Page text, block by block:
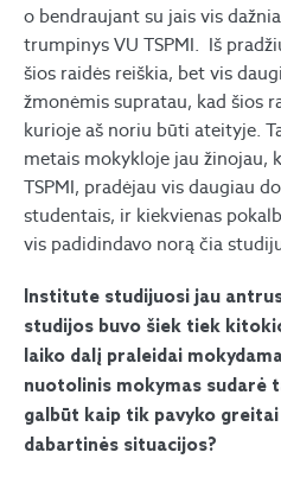
o bendraujant su jais vis
trumpinys VU TSPMI. Iš
šios raidės reiškia, bet vis
žmonėmis supratau, kad šios
kurioje aš noriu būti ateityje.
metais mokykloje jau žinojau,
TSPMI, pradėjau vis daugiau
studentais, ir kiekvienas
vis padidindavo norą čia
Institute studijuosi jau
studijos buvo šiek tiek
laiko dalį praleidai
nuotolinis mokymas sudarė
galbūt kaip tik pavyko
dabartinės situacijos?